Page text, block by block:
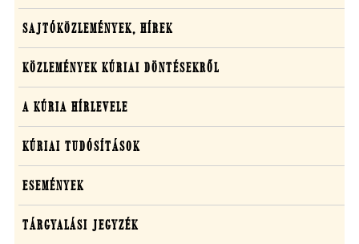
Sajtó,
közlemények,
média
SAJTÓKÖZLEMÉNYEK, HÍREK
KÖZLEMÉNYEK KÚRIAI DÖNTÉSEKRŐL
A KÚRIA HÍRLEVELE
KÚRIAI TUDÓSÍTÁSOK
ESEMÉNYEK
TÁRGYALÁSI JEGYZÉK